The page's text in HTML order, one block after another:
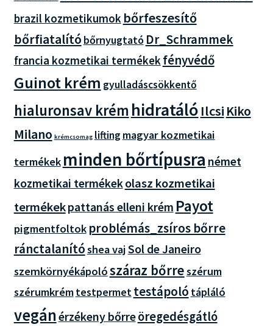
brazil kozmetikumok bőrfeszesítő
bőrfiatalító bőrnyugtató Dr_Schrammek
francia kozmetikai termékekfényvédő
Guinot krém gyulladáscsökkentő
hialuronsav krémhidratáló Ilcsi Kiko
Milano krémcsomag lifting magyar kozmetikai
termékek minden bőrtípusra német
kozmetikai termékekolasz kozmetikai
termékekpattanás elleni krém Payot
pigmentfoltok problémás_zsíros bőrre
ránctalanítóshea vajSol de Janeiro
szemkörnyékápolószáraz bőrreszérum
szérumkrémtestpermettestápoló tápláló
vegánérzékeny bőrreöregedésgátló